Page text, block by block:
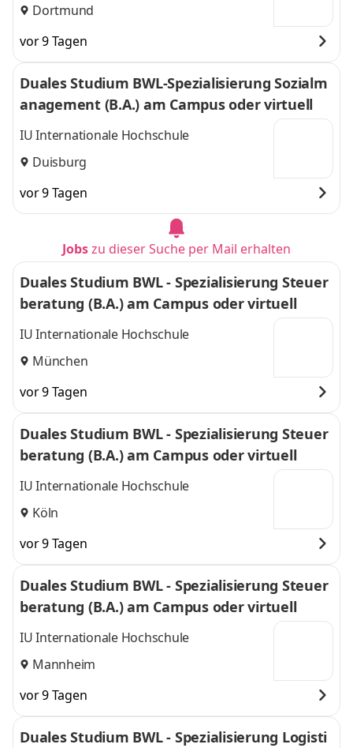
Dortmund
vor 9 Tagen
Duales Studium BWL-Spezialisierung Sozialm
anagement (B.A.) am Campus oder virtuell
IU Internationale Hochschule
Duisburg
vor 9 Tagen
Jobszu dieser Suche per Mail erhalten
Duales Studium BWL - Spezialisierung Steuer
beratung (B.A.) am Campus oder virtuell
IU Internationale Hochschule
München
vor 9 Tagen
Duales Studium BWL - Spezialisierung Steuer
beratung (B.A.) am Campus oder virtuell
IU Internationale Hochschule
Köln
vor 9 Tagen
Duales Studium BWL - Spezialisierung Steuer
beratung (B.A.) am Campus oder virtuell
IU Internationale Hochschule
Mannheim
vor 9 Tagen
Duales Studium BWL - Spezialisierung Logisti